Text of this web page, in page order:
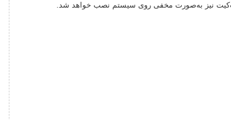
نیز به‌صورت مخفی روی سیستم نصب خواهد شد.